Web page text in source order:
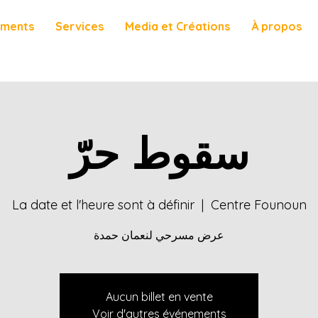
Services Media et Créations À propos
سقوط حرّ
La date et l'heure sont à définir
  |
Centre Founoun
عرض مسرحي لنعمان حمدة
Aucun billet en vente
Voir d'autres événements